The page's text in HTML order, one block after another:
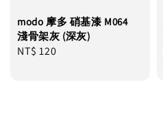
modo 摩多 硝基漆 M064
淺骨架灰 (深灰)
Regular
NT$ 120